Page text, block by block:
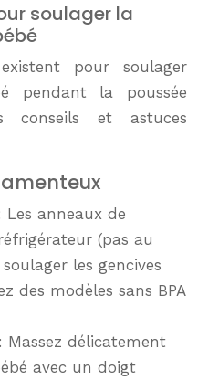
soulager la
pour soulager
pendant la poussée
conseils et astuces
anneaux de
(pas au
les gencives
des modèles sans BPA
Massez délicatement
avec un doigt